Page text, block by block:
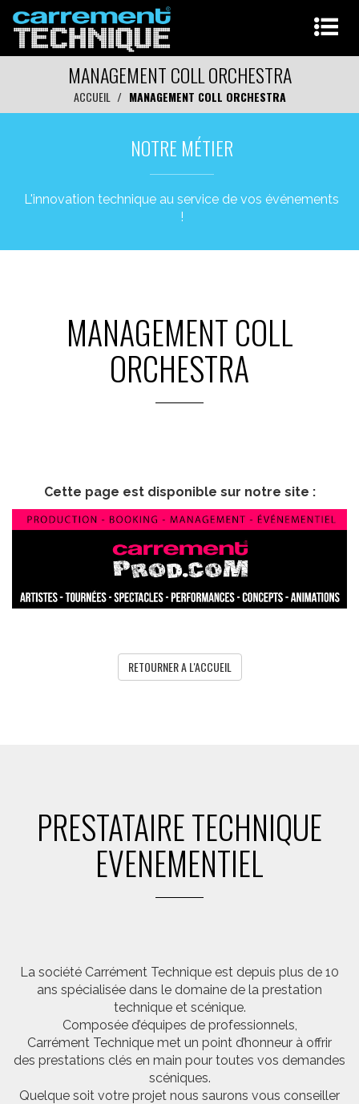
MANAGEMENT COLL ORCHESTRA
ACCUEIL MANAGEMENT COLL ORCHESTRA
NOTRE MÉTIER
L'innovation technique au service de vos événements
!
MANAGEMENT COLL
ORCHESTRA
Cette page est disponible sur notre site :
RETOURNER A L'ACCUEIL
PRESTATAIRE TECHNIQUE
EVENEMENTIEL
La société Carrément Technique est depuis plus de 10
ans spécialisée dans le domaine de la prestation
technique et scénique.
Composée d’équipes de professionnels,
Carrément Technique met un point d’honneur à offrir
des prestations clés en main pour toutes vos demandes
scéniques.
Quelque soit votre projet nous saurons vous conseiller